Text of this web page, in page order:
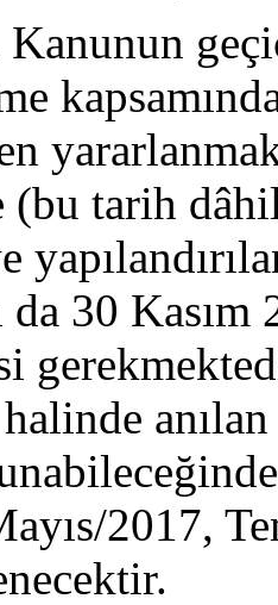
(bu tarih
da 30
2017,